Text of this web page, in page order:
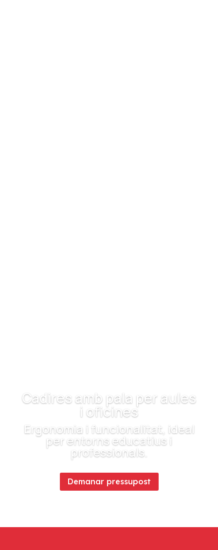
Cadires amb pala per aules
i oficines
Ergonomia i funcionalitat, ideal
per entorns educatius i
professionals.
Demanar pressupost